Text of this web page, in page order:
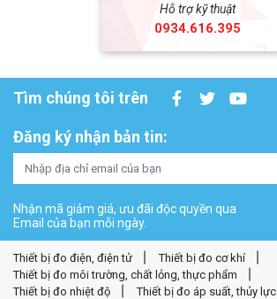
Hỗ trợ kỹ thuật
0934.616.395
Tìm chúng tôi trên
Đăng ký nhận bản tin:
Nhận mã giảm giá, ưu đãi độc quyền qua
Email của bạn mỗi ngày.
Thiết bị đo điện, điện tử
Thiết bị đo cơ khí
Thiết bị đo môi trường, chất lỏng, thực phẩm
Thiết bị đo nhiệt độ
Thiết bị đo áp suất, thủy lực